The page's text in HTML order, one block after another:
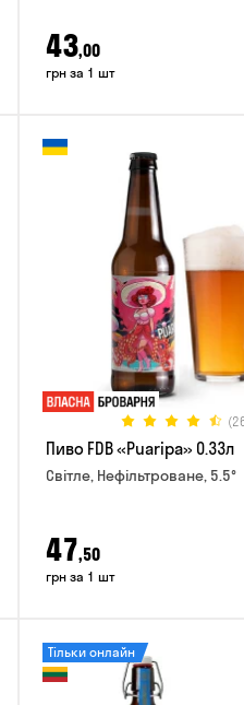
43,00
грн за 1 шт
Пиво FDB «Puaripa» 0.33л
Світле, Нефільтроване, 5.5°
47,50
грн за 1 шт
Тільки онлайн